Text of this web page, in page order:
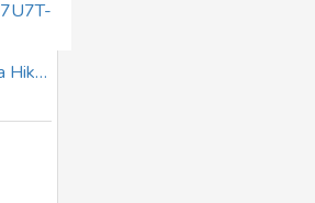
HD Видеокамера Hikvision DS-2CE57U7T-VPITF(3.6mm)